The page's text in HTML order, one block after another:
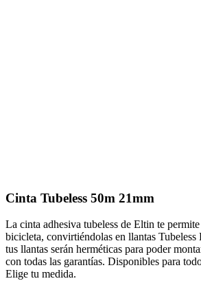
Cinta Tubeless 50m 21mm
La cinta adhesiva tubeless de Eltin te
bicicleta, convirtiéndolas en llantas Tubeless
tus llantas serán herméticas para poder
con todas las garantías. Disponibles para
Elige tu medida.